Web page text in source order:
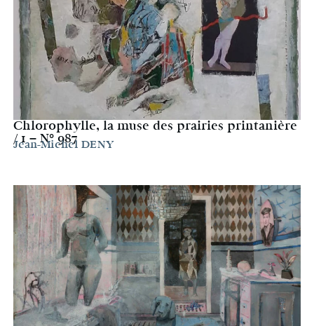
Chlorophylle, la muse des prairies printanière
/ 1 – N° 987
Jean-Michel DENY